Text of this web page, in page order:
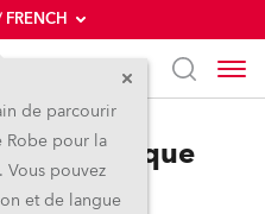
FRENCH
de parcourir
Robe pour la
Vous pouvez
et de langue
bibliothèque
couleurs